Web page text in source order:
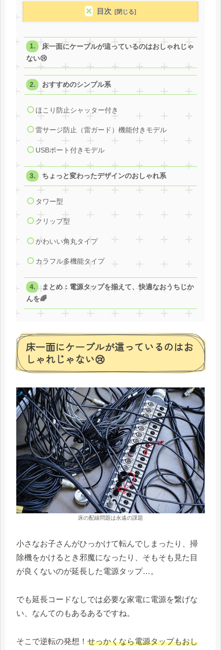
目次
床一面にケーブルが這っているのはおしゃれじゃ
ない😢
おすすめのシンプル系
ほこり防止シャッター付き
雷サージ防止（雷ガード）機能付きモデル
USBポート付きモデル
ちょっと変わったデザインのおしゃれ系
タワー型
クリップ型
かわいい角丸タイプ
カラフル多機能タイプ
まとめ：電源タップを揃えて、快適なおうちじか
んを🌈
床一面にケーブルが這っているのはお
しゃれじゃない😢
床の配線問題は永遠の課題
小さなお子さんがひっかけて転んでしまったり、掃
除機をかけるとき邪魔になったり、そもそも見た目
が良くないのが延長した電源タップ…。
でも延長コードなしでは必要な家電に電源を繋げな
い、なんてのもあるあるですね。
そこで逆転の発想！ せっかくなら電源タップもおし